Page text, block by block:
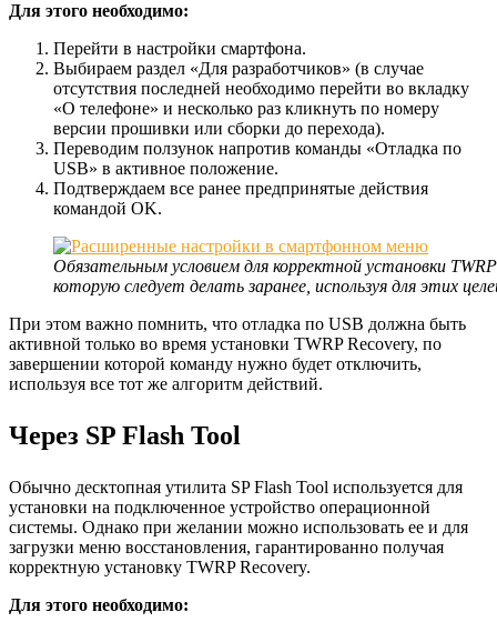
Для этого необходимо:
Перейти в настройки смартфона.
Выбираем раздел «Для разработчиков» (в случае
отсутствия последней необходимо перейти во вкладку
«О телефоне» и несколько раз кликнуть по номеру
версии прошивки или сборки до перехода).
Переводим ползунок напротив команды «Отладка по
USB» в активное положение.
Подтверждаем все ранее предпринятые действия
командой OK.
Обязательным условием для корректной установки
которую следует делать заранее, используя для этих
При этом важно помнить, что отладка по USB должна быть
активной только во время установки TWRP Recovery, по
завершении которой команду нужно будет отключить,
используя все тот же алгоритм действий.
Через SP Flash Tool
Обычно десктопная утилита SP Flash Tool используется для
установки на подключенное устройство операционной
системы. Однако при желании можно использовать ее и для
загрузки меню восстановления, гарантированно получая
корректную установку TWRP Recovery.
Для этого необходимо: